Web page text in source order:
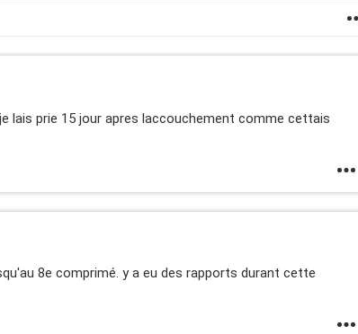
lais prie 15 jour apres laccouchement comme cettais
8e comprimé. y a eu des rapports durant cette